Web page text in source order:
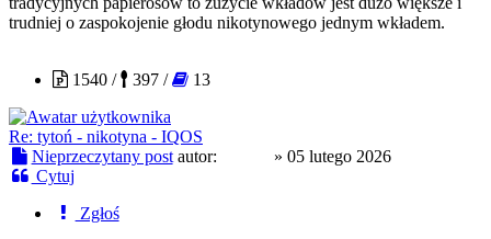
trudniej o zaspokojenie głodu nikotynowego jednym wkładem.
1540 /
397 / 13
Re: tytoń - nikotyna - IQOS
Nieprzeczytany post autor: » 05 lutego 2026
Cytuj
Zgłoś